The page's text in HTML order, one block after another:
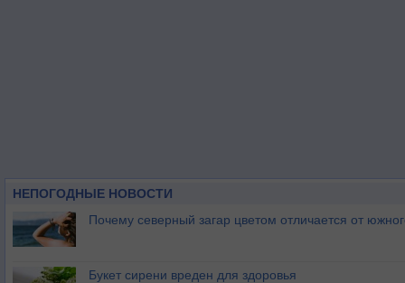
НЕПОГОДНЫЕ НОВОСТИ
Почему северный загар цветом отличается от
Букет сирени вреден для здоровья